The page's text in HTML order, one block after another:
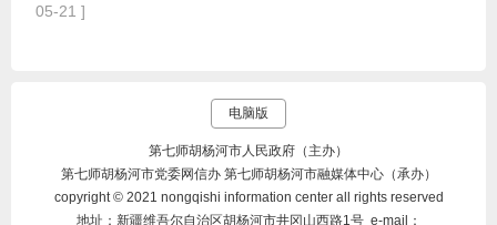
05-21 ]
电脑版
第七师胡杨河市人民政府（主办）
第七师胡杨河市党委网信办 第七师胡杨河市融媒体中心（承办）
copyright © 2021 nongqishi information center all rights reserved
地址：新疆维吾尔自治区胡杨河市井冈山西路1号 e-mail：